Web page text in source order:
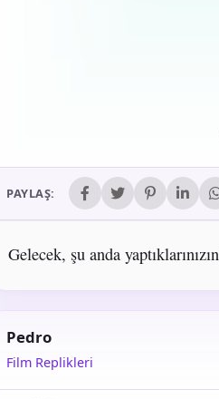
PAYLAŞ:
Gelecek, şu anda
Pedro
Film Replikleri